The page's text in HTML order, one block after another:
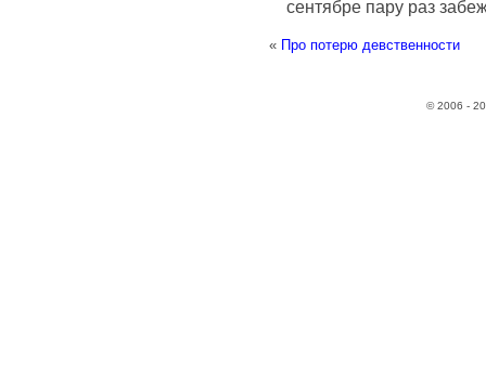
сентябре пару раз
« Про потерю девственности
© 2006 -